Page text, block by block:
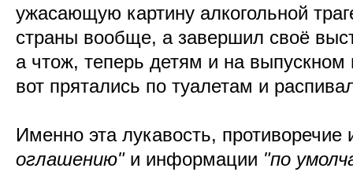
ужасающую картину алкогольной
страны вообще, а завершил своё
а чтож, теперь детям и на
вот прятались по туалетам и
Именно эта лукавость,
оглашению"и информации "по